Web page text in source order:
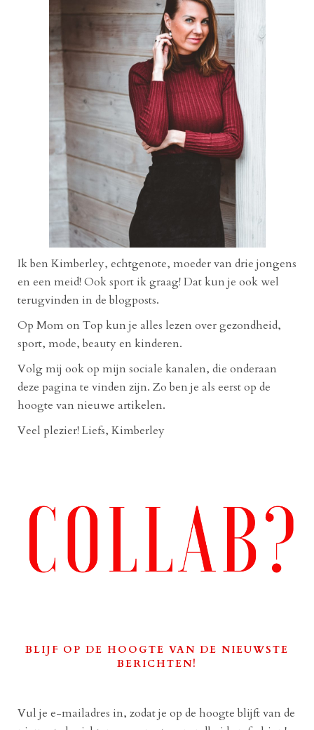
Ik ben Kimberley, echtgenote, moeder van drie jongens
en een meid! Ook sport ik graag! Dat kun je ook wel
terugvinden in de blogposts.
Op Mom on Top kun je alles lezen over gezondheid,
sport, mode, beauty en kinderen.
Volg mij ook op mijn sociale kanalen, die onderaan
deze pagina te vinden zijn. Zo ben je als eerst op de
hoogte van nieuwe artikelen.
Veel plezier! Liefs, Kimberley
BLIJF OP DE HOOGTE VAN DE NIEUWSTE
BERICHTEN!
Vul je e-mailadres in, zodat je op de hoogte blijft van de